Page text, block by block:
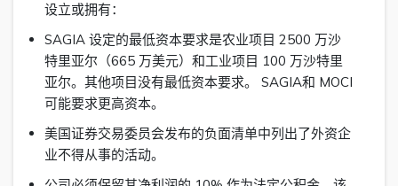
设立或拥有：
SAGIA 设定的最低资本要求是农业项目 2500 万沙
特里亚尔（665 万美元）和工业项目 100 万沙特里
亚尔。其他项目没有最低资本要求。 SAGIA和 MOCI
可能要求更高资本。
美国证券交易委员会发布的负面清单中列出了外资企
业不得从事的活动。